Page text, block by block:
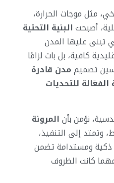
مثل موجات الحرارة،
أصبحتالبنية التحتية
تبنى عليها المدن
كافية، بل بات لزامًا
تصميممدن قادرة
للتحديات
المرونة
وتمتد إلى التنفيذ،
ذكية ومستدامة تضمن
كانت الظروف